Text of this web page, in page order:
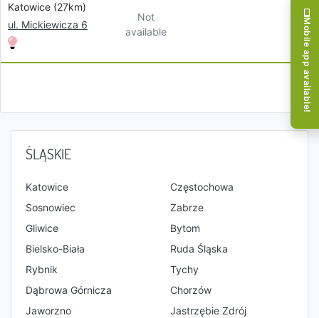
Katowice (27km)
ul. Mickiewicza 6
Not
available
ŚLĄSKIE
Katowice
Częstochowa
Sosnowiec
Zabrze
Gliwice
Bytom
Bielsko-Biała
Ruda Śląska
Rybnik
Tychy
Dąbrowa Górnicza
Chorzów
Jaworzno
Jastrzębie Zdrój
Mobile app available!